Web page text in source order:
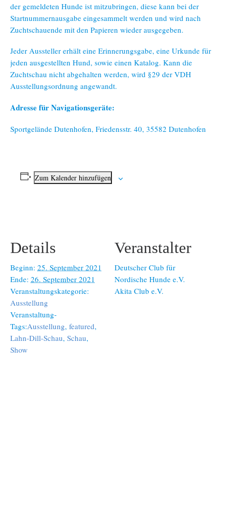
der gemeldeten Hunde ist mitzubringen, diese kann bei der
Startnummernausgabe eingesammelt werden und wird nach
Zuchtschauende mit den Papieren wieder ausgegeben.
Jeder Aussteller erhält eine Erinnerungsgabe, eine Urkunde für
jeden ausgestellten Hund, sowie einen Katalog. Kann die
Zuchtschau nicht abgehalten werden, wird §29 der VDH
Ausstellungsordnung angewandt.
Adresse für Navigationsgeräte:
Sportgelände Dutenhofen, Friedensstr. 40, 35582 Dutenhofen
Zum Kalender hinzufügen
Details
Beginn: 25. September 2021
Ende: 26. September 2021
Veranstaltungskategorie:
Ausstellung
Veranstaltung-
Tags:Ausstellung, featured,
Lahn-Dill-Schau, Schau,
Show
Veranstalter
Deutscher Club für
Nordische Hunde e.V.
Akita Club e.V.